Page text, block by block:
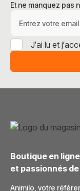
Et ne manquez pas
J’ai lu et
Boutique en
et passionnés
Animilo, votre